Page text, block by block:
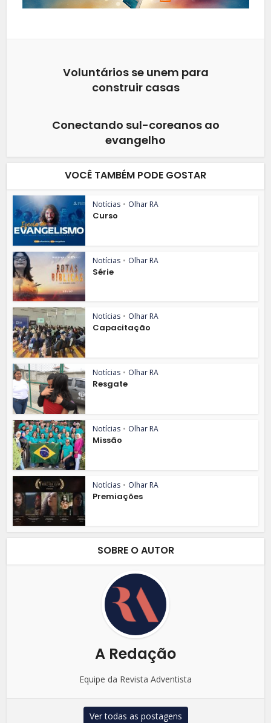
Voluntários se unem para
construir casas
Conectando sul-coreanos ao
evangelho
VOCÊ TAMBÉM PODE GOSTAR
Notícias • Olhar RA
Curso
Notícias • Olhar RA
Série
Notícias • Olhar RA
Capacitação
Notícias • Olhar RA
Resgate
Notícias • Olhar RA
Missão
Notícias • Olhar RA
Premiações
SOBRE O AUTOR
A Redação
Equipe da Revista Adventista
Ver todas as postagens